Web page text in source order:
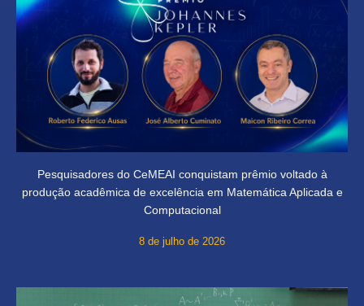
Pesquisadores do CeMEAI conquistam prêmio voltado à
produção acadêmica de excelência em Matemática Aplicada e
Computacional
8 de julho de 2026